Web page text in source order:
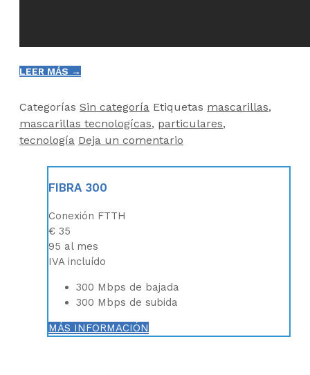
LEER MÁS →
Categorías Sin categoría Etiquetas mascarillas,
mascarillas tecnologícas, particulares,
tecnología Deja un comentario
FIBRA 300
Conexión FTTH
€ 35
95 al mes
IVA incluído
300 Mbps de bajada
300 Mbps de subida
MÁS INFORMACIÓN